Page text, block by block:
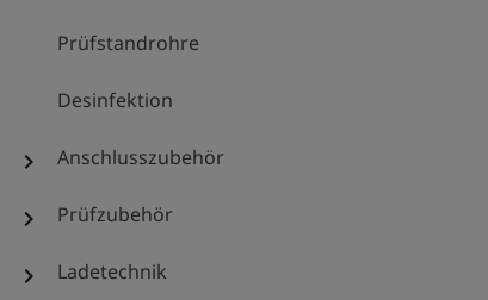
Prüfstandrohre
Desinfektion
chevron_right Anschlusszubehör
chevron_right Prüfzubehör
chevron_right Ladetechnik